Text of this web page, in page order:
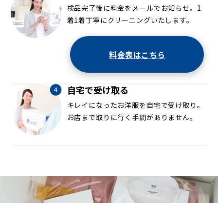
検品完了後に料金をメールでお知らせ。1
着1着丁寧にクリーニングいたします。
料金表はこちら
自宅で受け取る
キレイになったお洋服を自宅で受け取り。
お店まで取りに行く手間がありません。